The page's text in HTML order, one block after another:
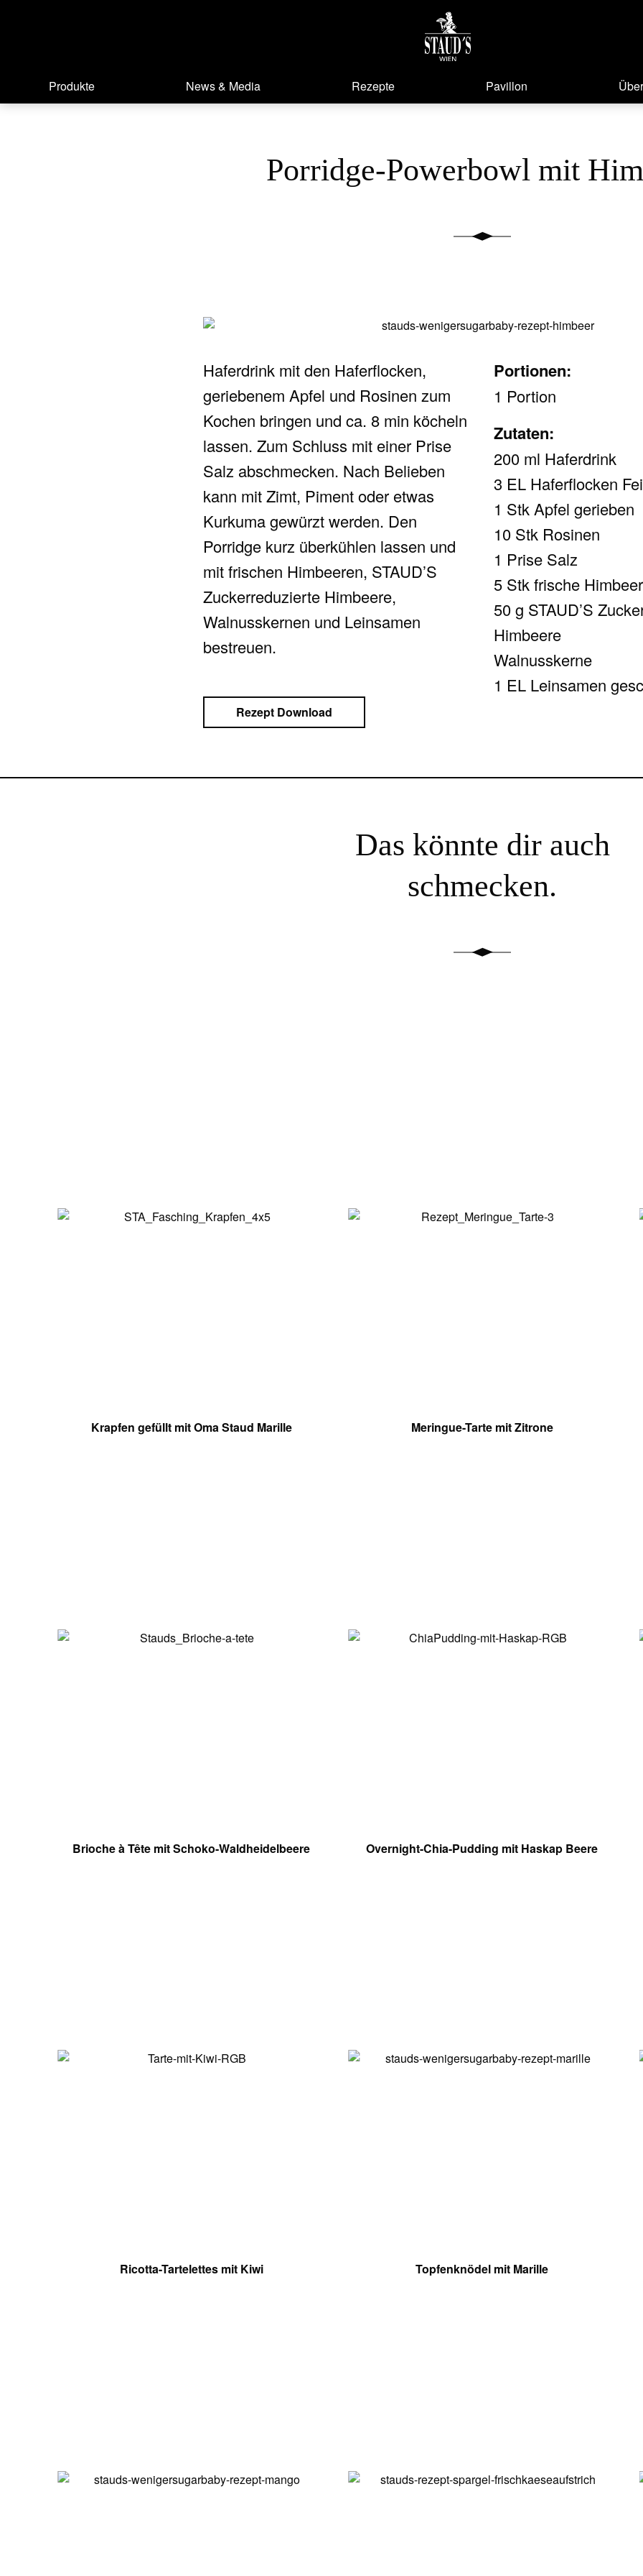
Produkte News & Media Rezepte Pavillon
Porridge-Powerbowl mit
Haferdrink mit den Haferflocken,
geriebenem Apfel und Rosinen zum
Kochen bringen und ca. 8 min köcheln
lassen. Zum Schluss mit einer Prise
Salz abschmecken. Nach Belieben
kann mit Zimt, Piment oder etwas
Kurkuma gewürzt werden. Den
Porridge kurz überkühlen lassen und
mit frischen Himbeeren, STAUD’S
Zuckerreduzierte Himbeere,
Walnusskernen und Leinsamen
bestreuen.
Rezept Download
Portionen:
1 Portion
Zutaten:
200 ml Haferdrink
3 EL Haferflocken
1 Stk Apfel gerieben
10 Stk Rosinen
1 Prise Salz
5 Stk frische
50 g STAUD’S
Himbeere
Walnusskerne
1 EL Leinsamen
Das könnte dir auch
schmecken.
Krapfen gefüllt mit Oma Staud Marille Meringue-Tarte mit Zitrone
Brioche à Tête mit Schoko-Waldheidelbeere Overnight-Chia-Pudding mit Haskap Beere
Ricotta-Tartelettes mit Kiwi Topfenknödel mit Marille